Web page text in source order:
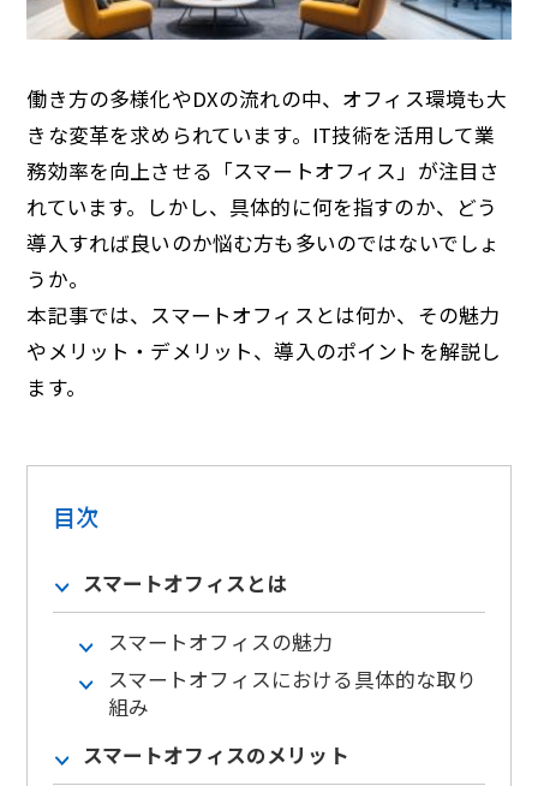
働き方の多様化やDXの流れの中、オフィス環境も大
きな変革を求められています。IT技術を活用して業
務効率を向上させる「スマートオフィス」が注目さ
れています。しかし、具体的に何を指すのか、どう
導入すれば良いのか悩む方も多いのではないでしょ
うか。
本記事では、スマートオフィスとは何か、その魅力
やメリット・デメリット、導入のポイントを解説し
ます。
目次
スマートオフィスとは
スマートオフィスの魅力
スマートオフィスにおける具体的な取り
組み
スマートオフィスのメリット